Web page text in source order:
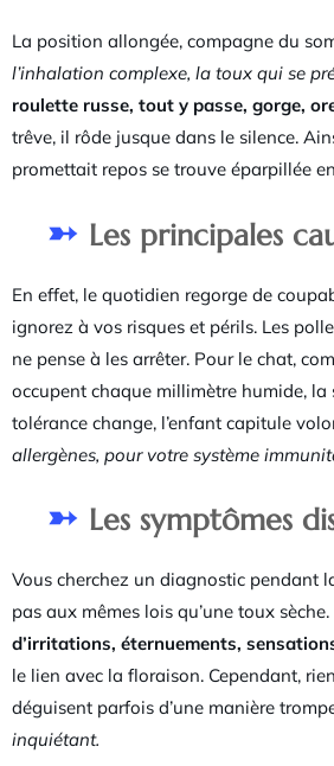
La position allongée, compagne du
l’inhalation complexe, la toux qui se
roulette russe, tout y passe, gorge,
trêve, il rôde jusque dans le silence.
promettait repos se trouve éparpillée
Les principales
En effet, le quotidien regorge de
ignorez à vos risques et périls. Les
ne pense à les arrêter. Pour le chat,
occupent chaque millimètre humide, la
tolérance change, l’enfant capitule
allergènes, pour votre système
Les symptômes
Vous cherchez un diagnostic pendant
pas aux mêmes lois qu’une toux sèche.
d’irritations, éternuements,
le lien avec la floraison. Cependant,
déguisent parfois d’une manière
inquiétant.